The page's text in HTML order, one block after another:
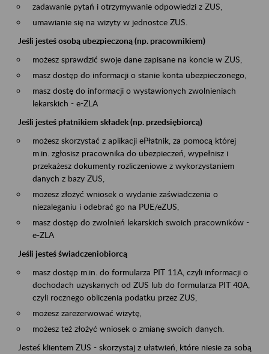
zadawanie pytań i otrzymywanie odpowiedzi z ZUS,
umawianie się na wizyty w jednostce ZUS.
Jeśli jesteś osobą ubezpieczoną (np. pracownikiem)
możesz sprawdzić swoje dane zapisane na koncie w ZUS,
masz dostęp do informacji o stanie konta ubezpieczonego,
masz dostę do informacji o wystawionych zwolnieniach
lekarskich - e-ZLA
Jeśli jesteś płatnikiem składek (np. przedsiębiorcą)
możesz skorzystać z aplikacji ePłatnik, za pomocą której
m.in. zgłosisz pracownika do ubezpieczeń, wypełnisz i
przekażesz dokumenty rozliczeniowe z wykorzystaniem
danych z bazy ZUS,
możesz złożyć wniosek o wydanie zaświadczenia o
niezaleganiu i odebrać go na PUE/eZUS,
masz dostęp do zwolnień lekarskich swoich pracowników -
e-ZLA
Jeśli jesteś świadczeniobiorcą
masz dostęp m.in. do formularza PIT 11A, czyli informacji o
dochodach uzyskanych od ZUS lub do formularza PIT 40A,
czyli rocznego obliczenia podatku przez ZUS,
możesz zarezerwować wizytę,
możesz też złożyć wniosek o zmianę swoich danych.
Jesteś klientem ZUS - skorzystaj z ułatwień, które niesie za sobą